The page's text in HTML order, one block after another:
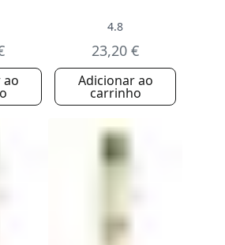
ao
4.8
23,20 €
Adicionar ao
carrinho